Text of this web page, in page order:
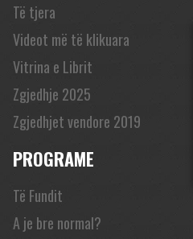
Të tjera
Videot më të klikuara
Vitrina e Librit
Zgjedhje 2025
Zgjedhjet vendore 2019
PROGRAME
Të Fundit
A je bre normal?